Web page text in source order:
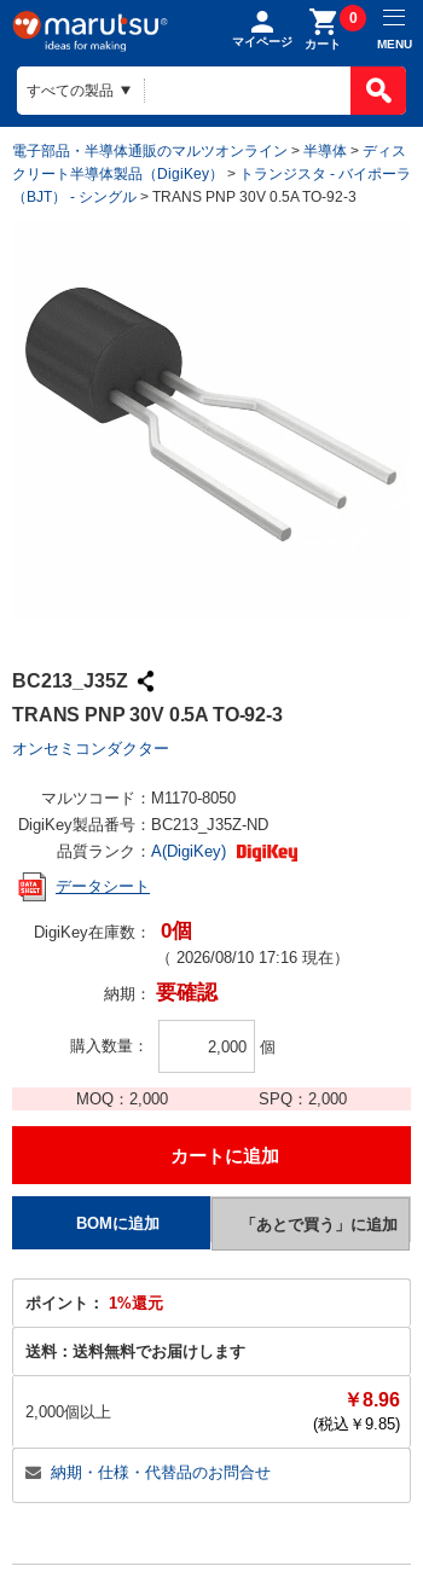
マイページ カート
0
MENU
電子部品・半導体通販のマルツオンライン > 半導体 > ディス
クリート半導体製品（DigiKey）
> トランジスタ - バイポーラ
（BJT） - シングル > TRANS PNP 30V 0.5A TO-92-3
BC213_J35Z
TRANS PNP 30V 0.5A TO-92-3
オンセミコンダクター
マルツコード： M1170-8050
DigiKey製品番号： BC213_J35Z-ND
品質ランク： A(DigiKey)
データシート
DigiKey在庫数： 0個
（ 2026/08/10 17:16 現在）
納期： 要確認
購入数量 個
MOQ： 2,000 SPQ：2,000
ポイント： 1%還元
送料： 送料無料でお届けします
2,000個以上
￥8.96
(税込￥ 9.85)
納期・仕様・代替品のお問合せ